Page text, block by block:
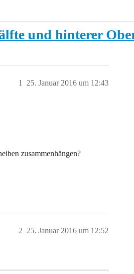
und hinterer
25. Januar 2016 um 12:43
1
zusammenhängen?
25. Januar 2016 um 12:52
2